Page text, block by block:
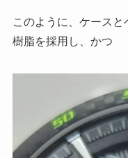
このように、ケース
樹脂を採用し、かつ